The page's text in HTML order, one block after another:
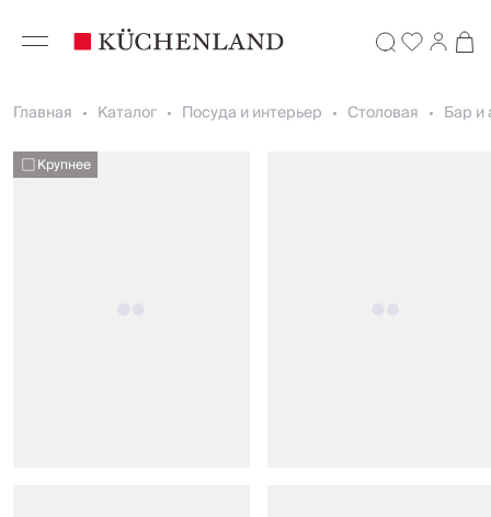
Главная Каталог Посуда и интерьер Столовая Бар и
Крупнее